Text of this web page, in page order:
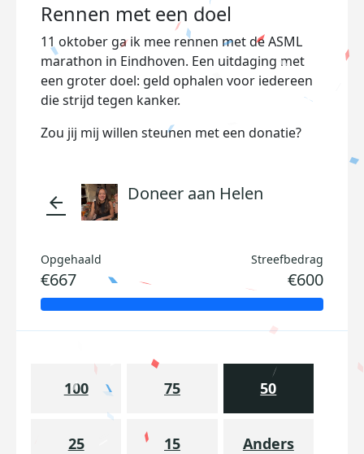
Rennen met een doel
11 oktober ga ik mee rennen met de ASML
marathon in Eindhoven. Een uitdaging met
een groter doel: geld ophalen voor iedereen
die strijd tegen kanker.
Zou jij mij willen steunen met een donatie?
arrow_back Doneer aan Helen
Opgehaald
€667
Streefbedrag
€600
100 75 50
25 15 Anders